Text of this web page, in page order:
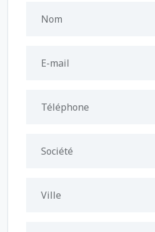
Nom
E-mail
Téléphone
Société
Ville